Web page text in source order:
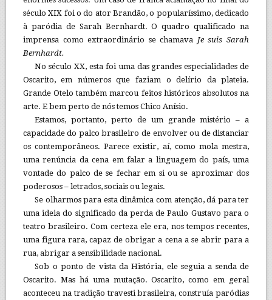
século XIX foi o do ator Brandão, o popularíssimo, dedicado
à paródia de Sarah Bernhardt. O quadro qualificado na
imprensa como extraordinário se chamava Je suis Sarah
Bernhardt.
No século XX, esta foi uma das grandes especialidades de
Oscarito, em números que faziam o delírio da plateia.
Grande Otelo também marcou feitos históricos absolutos na
arte. E bem perto de nós temos Chico Anísio.
Estamos, portanto, perto de um grande mistério – a
capacidade do palco brasileiro de envolver ou de distanciar
os contemporâneos. Parece existir, aí, como mola mestra,
uma renúncia da cena em falar a linguagem do país, uma
vontade do palco de se fechar em si ou se aproximar dos
poderosos – letrados, sociais ou legais.
Se olharmos para esta dinâmica com atenção, dá para ter
uma ideia do significado da perda de Paulo Gustavo para o
teatro brasileiro. Com certeza ele era, nos tempos recentes,
uma figura rara, capaz de obrigar a cena a se abrir para a
rua, abrigar a sensibilidade nacional.
Sob o ponto de vista da História, ele seguia a senda de
Oscarito. Mas há uma mutação. Oscarito, como em geral
aconteceu na tradição travesti brasileira, construía paródias